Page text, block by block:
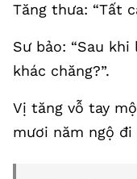
Tăng thưa: “Tất
Sư bảo: “Sau
khác chăng?”.
Vị tăng vỗ tay
mươi năm ngộ đi